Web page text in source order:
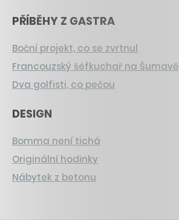
PŘÍBĚHY Z GASTRA
Boční projekt, co se zvrtnul
Francouzský šéfkuchař na Šumavě
Dva golfisti, co pečou
DESIGN
Bomma není tichá
Originální hodinky
Nábytek z betonu